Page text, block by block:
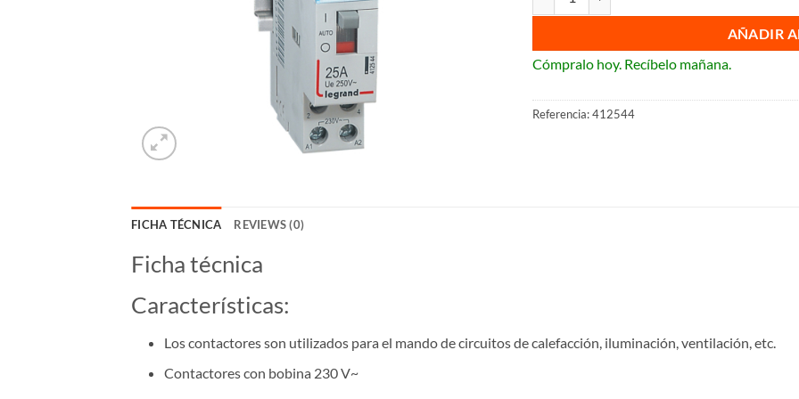
AÑADIR
Cómpralo hoy. Recíbelo mañana.
Referencia:412544
FICHA TÉCNICA REVIEWS (0)
Ficha técnica
Características:
Los contactores son utilizados para el mando de circuitos de calefacción, iluminación, ventilación, etc.
Contactores con bobina 230 V~